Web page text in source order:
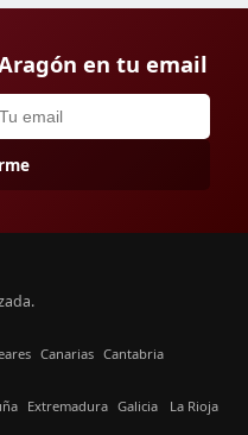
en tu email
Canarias Cantabria
Extremadura Galicia La Rioja